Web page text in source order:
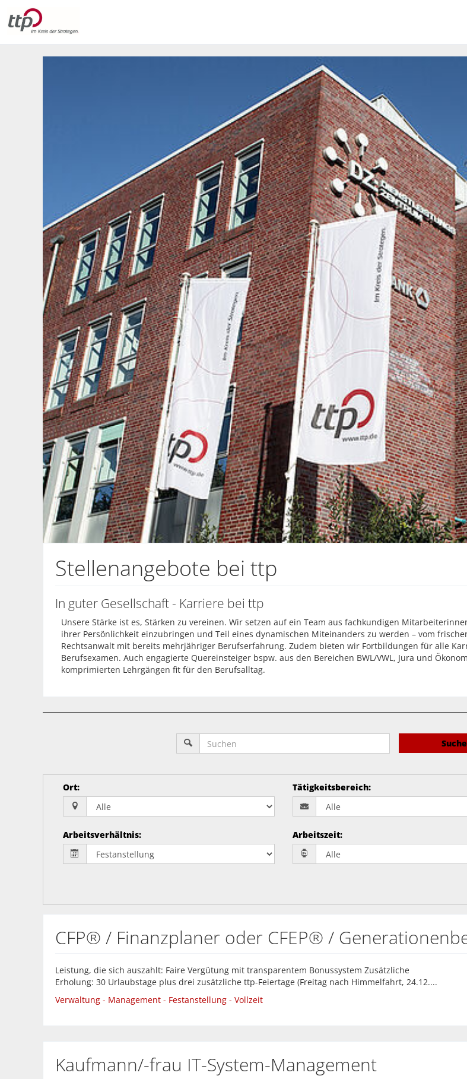
Stellenangebote bei ttp
In guter Gesellschaft - Karriere bei ttp
Unsere Stärke ist es, Stärken zu vereinen. Wir setzen auf ein Team aus fachkundigen
ihrer Persönlichkeit einzubringen und Teil eines dynamischen Miteinanders zu werden – vom
Rechtsanwalt mit bereits mehrjähriger Berufserfahrung. Zudem bieten wir Fortbildungen für alle
Berufsexamen. Auch engagierte Quereinsteiger bspw. aus den Bereichen BWL/VWL, Jura und
komprimierten Lehrgängen fit für den Berufsalltag.
Ort: Tätigkeitsbereich:
Arbeitsverhältnis: Arbeitszeit:
CFP® / Finanzplaner oder CFEP® /
Leistung, die sich auszahlt: Faire Vergütung mit transparentem Bonussystem Zusätzliche
Erholung: 30 Urlaubstage plus drei zusätzliche ttp-Feiertage (Freitag nach Himmelfahrt, 24.12....
Verwaltung - Management - Festanstellung - Vollzeit
Kaufmann/-frau IT-System-Management